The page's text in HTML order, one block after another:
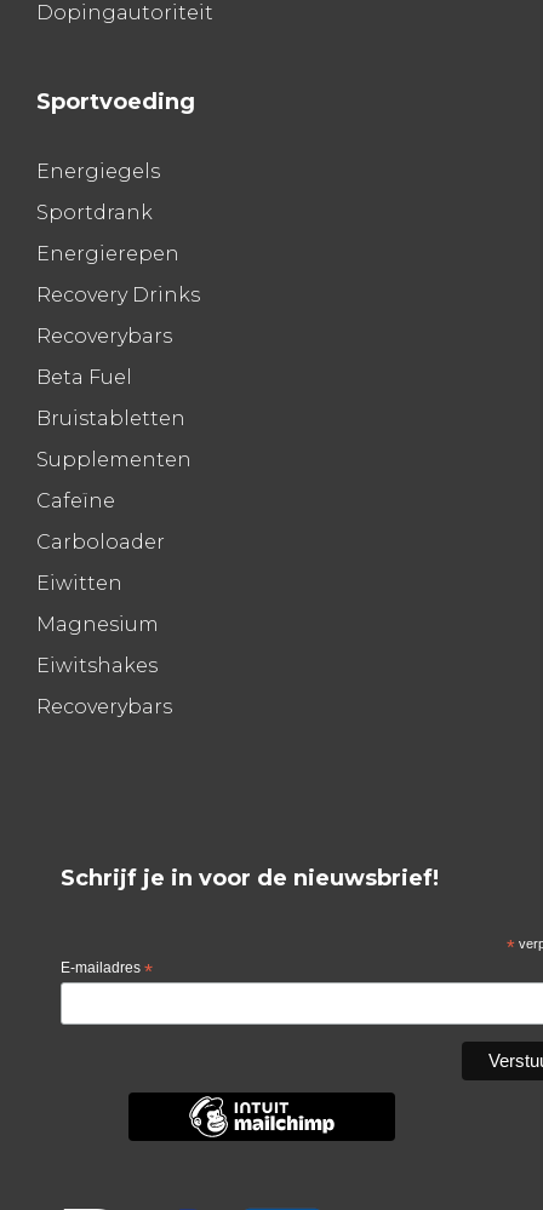
Dopingautoriteit
Sportvoeding
Energiegels
Sportdrank
Energierepen
Recovery Drinks
Recoverybars
Beta Fuel
Bruistabletten
Supplementen
Cafeïne
Carboloader
Eiwitten
Magnesium
Eiwitshakes
Recoverybars
Schrijf je in voor de nieuwsbrief!
*
E-mailadres *